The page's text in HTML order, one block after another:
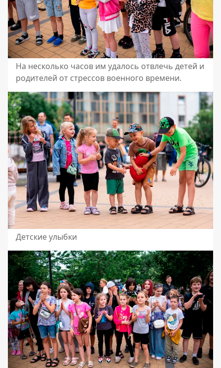
На несколько часов им удалось отвлечь детей и
родителей от стрессов военного времени.
Детские улыбки